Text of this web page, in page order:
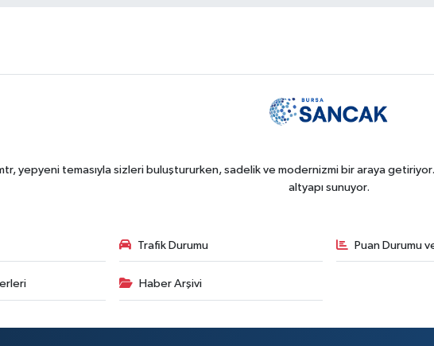
yepyeni temasıyla sizleri buluştururken, sadelik ve modernizmi bir araya
altyapı sunuyor.
Trafik Durumu Puan Durumu
Haber Arşivi